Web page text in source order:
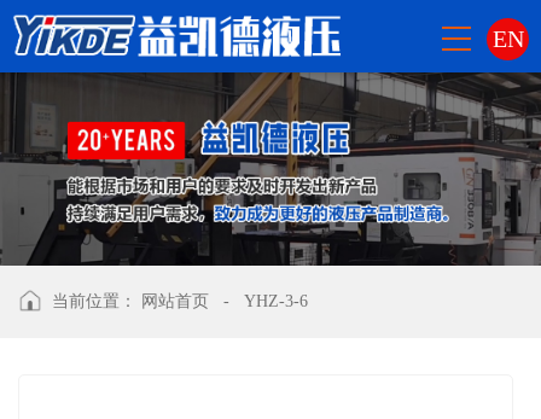
EN
当前位置： 网站首页 - YHZ-3-6